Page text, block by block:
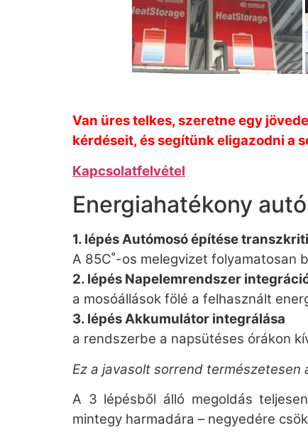
Van üres telkes, szeretne egy
kérdéseit, és segítünk eligazodni a
Kapcsolatfelvétel
Energiahatékony
1. lépés Autómosó építése
A 85C˚-os melegvizet folyamatosan
2. lépés Napelemrendszer
a mosóállások fölé a felhasznált
3. lépés Akkumulátor integrálása
a rendszerbe a napsütéses órákon
Ez a javasolt sorrend
A 3 lépésből álló megoldás
mintegy harmadára – negyedére